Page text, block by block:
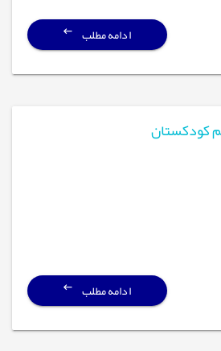
ادامه مطلب
کودکستان
ادامه مطلب